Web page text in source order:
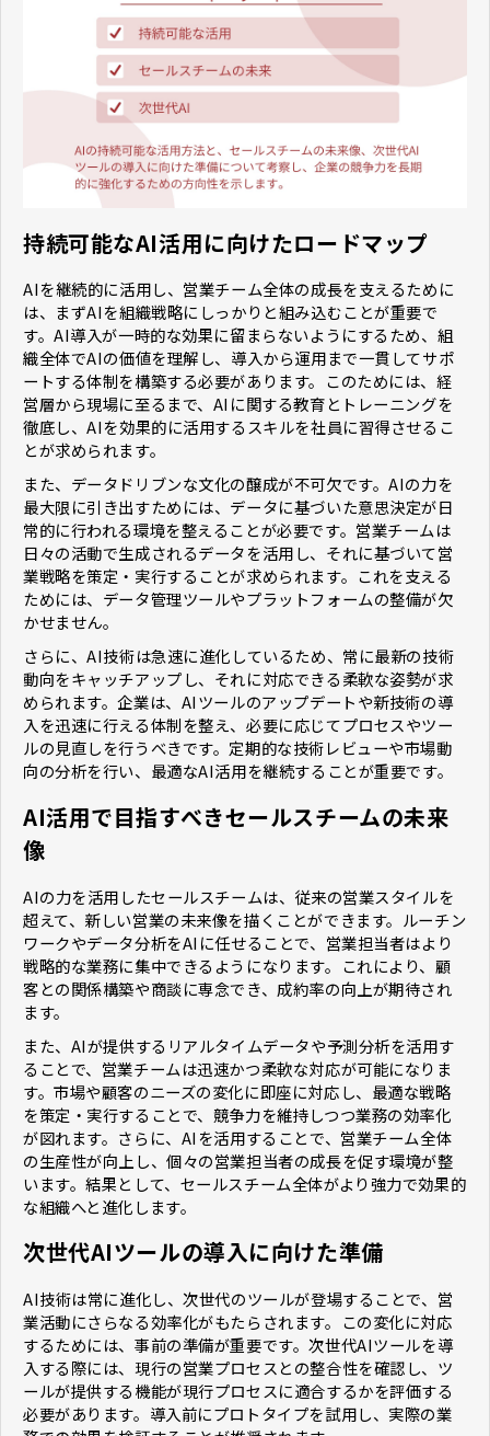
持続可能なAI活用に向けたロードマップ
AIを継続的に活用し、営業チーム全体の成長を支えるために
は、まずAIを組織戦略にしっかりと組み込むことが重要で
す。AI導入が一時的な効果に留まらないようにするため、組
織全体でAIの価値を理解し、導入から運用まで一貫してサポ
ートする体制を構築する必要があります。このためには、経
営層から現場に至るまで、AIに関する教育とトレーニングを
徹底し、AIを効果的に活用するスキルを社員に習得させるこ
とが求められます。
また、データドリブンな文化の醸成が不可欠です。AIの力を
最大限に引き出すためには、データに基づいた意思決定が日
常的に行われる環境を整えることが必要です。営業チームは
日々の活動で生成されるデータを活用し、それに基づいて営
業戦略を策定・実行することが求められます。これを支える
ためには、データ管理ツールやプラットフォームの整備が欠
かせません。
さらに、AI技術は急速に進化しているため、常に最新の技術
動向をキャッチアップし、それに対応できる柔軟な姿勢が求
められます。企業は、AIツールのアップデートや新技術の導
入を迅速に行える体制を整え、必要に応じてプロセスやツー
ルの見直しを行うべきです。定期的な技術レビューや市場動
向の分析を行い、最適なAI活用を継続することが重要です。
AI活用で目指すべきセールスチームの未来
像
AIの力を活用したセールスチームは、従来の営業スタイルを
超えて、新しい営業の未来像を描くことができます。ルーチン
ワークやデータ分析をAIに任せることで、営業担当者はより
戦略的な業務に集中できるようになります。これにより、顧
客との関係構築や商談に専念でき、成約率の向上が期待され
ます。
また、AIが提供するリアルタイムデータや予測分析を活用す
ることで、営業チームは迅速かつ柔軟な対応が可能になりま
す。市場や顧客のニーズの変化に即座に対応し、最適な戦略
を策定・実行することで、競争力を維持しつつ業務の効率化
が図れます。さらに、AIを活用することで、営業チーム全体
の生産性が向上し、個々の営業担当者の成長を促す環境が整
います。結果として、セールスチーム全体がより強力で効果的
な組織へと進化します。
次世代AIツールの導入に向けた準備
AI技術は常に進化し、次世代のツールが登場することで、営
業活動にさらなる効率化がもたらされます。この変化に対応
するためには、事前の準備が重要です。次世代AIツールを導
入する際には、現行の営業プロセスとの整合性を確認し、ツ
ールが提供する機能が現行プロセスに適合するかを評価する
必要があります。導入前にプロトタイプを試用し、実際の業